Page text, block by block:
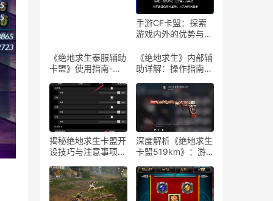
手游CF卡盟：探索
游戏内外的优势与合
盟：深入解析游戏产
业中的联盟与合作策
《绝地求生泰服辅助
卡盟》使用指南-
卡盟》体验分享及使
用技巧
《绝地求生》内部辅
助详解：操作指南与
生》内部辅助软件使
用教程与注意事项
揭秘绝地求生卡盟开
设技巧与注意事项-
绝地求生游戏卡盟平
台
深度解析《绝地求生
卡盟519km》：游
《绝地求生》卡盟
519km：揭秘高端
玩家生存与竞技秘籍